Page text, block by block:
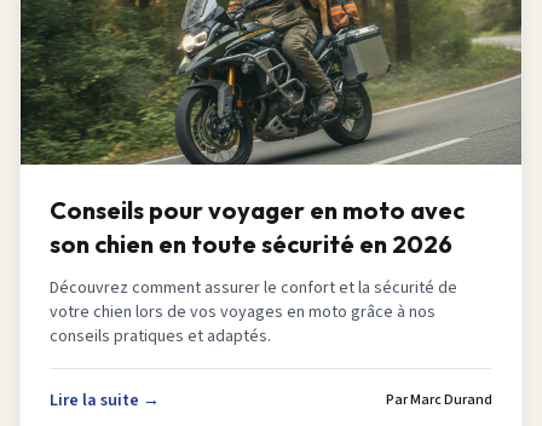
Conseils pour voyager en moto avec
son chien en toute sécurité en 2026
Découvrez comment assurer le confort et la sécurité de
votre chien lors de vos voyages en moto grâce à nos
conseils pratiques et adaptés.
Lire la suite → ParMarc Durand